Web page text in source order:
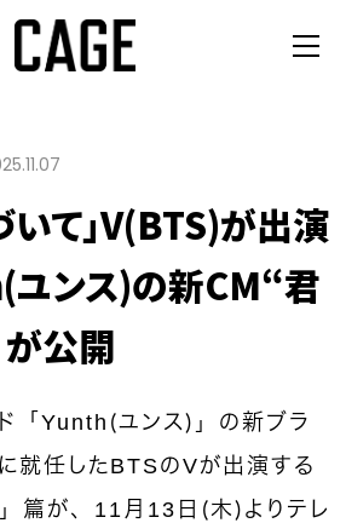
いて」V(BTS)が出演
ンス)の新CM“君
公開
「Yunth（ユンス）」の新ブラ
就任したBTSのVが出演する
篇が、11月13日（木）よりテレ